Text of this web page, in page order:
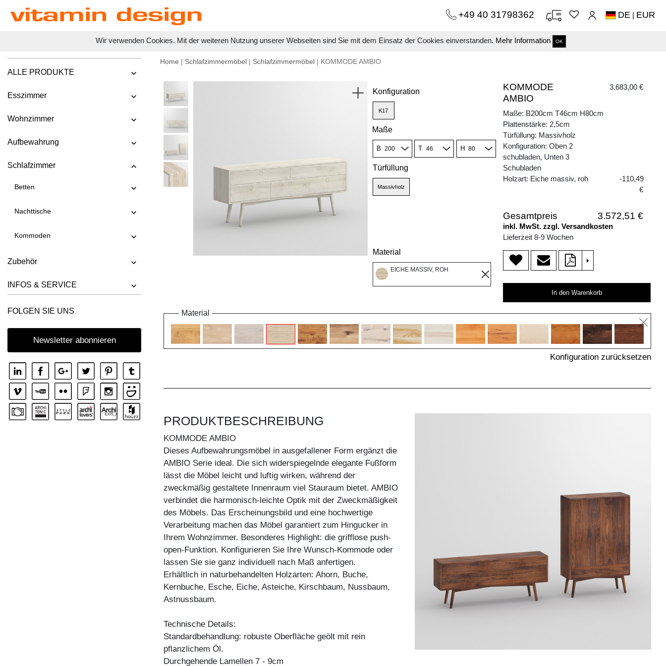
Wir verwenden Cookies. Mit der weiteren Nutzung unserer Webseiten sind Sie mit dem Einsatz der Cookies einverstanden. Mehr Information OK
+49 40 31798362 DE | EUR
ALLE PRODUKTE
Esszimmer
Wohnzimmer
Aufbewahrung
Schlafzimmer
Betten
Nachttische
Kommoden
Zubehör
INFOS & SERVICE
FOLGEN SIE UNS
Newsletter abonnieren
Home | Schlafzimmermöbel | Schlafzimmermöbel | KOMMODE AMBIO
Konfiguration
K17
Maße
B T H
Türfüllung
Massivholz
Material
EICHE MASSIV, ROH
KOMMODE
AMBIO
3.683,00 €
Maße: B200cm T46cm H80cm
Plattenstärke: 2,5cm
Türfüllung: Massivholz
Konfiguration: Oben 2
schubladen, Unten 3
Schubladen
Holzart: Eiche massiv, roh
-110,49
€
Gesamtpreis 3.572,51 €
inkl. MwSt. zzgl. Versandkosten
Lieferzeit 8-9 Wochen
>
In den Warenkorb
Material
Konfiguration zurücksetzen
PRODUKTBESCHREIBUNG
KOMMODE AMBIO
Dieses Aufbewahrungsmöbel in ausgefallener Form ergänzt die
AMBIO Serie ideal. Die sich widerspiegelnde elegante Fußform
lässt die Möbel leicht und luftig wirken, während der
zweckmäßig gestaltete Innenraum viel Stauraum bietet. AMBIO
verbindet die harmonisch-leichte Optik mit der Zweckmäßigkeit
des Möbels. Das Erscheinungsbild und eine hochwertige
Verarbeitung machen das Möbel garantiert zum Hingucker in
Ihrem Wohnzimmer. Besonderes Highlight: die grifflose push-
open-Funktion. Konfigurieren Sie Ihre Wunsch-Kommode oder
lassen Sie sie ganz individuell nach Maß anfertigen.
Erhältlich in naturbehandelten Holzarten: Ahorn, Buche,
Kernbuche, Esche, Eiche, Asteiche, Kirschbaum, Nussbaum,
Astnussbaum.
Technische Details:
Standardbehandlung: robuste Oberfläche geölt mit rein
pflanzlichem Öl.
Durchgehende Lamellen 7 - 9cm